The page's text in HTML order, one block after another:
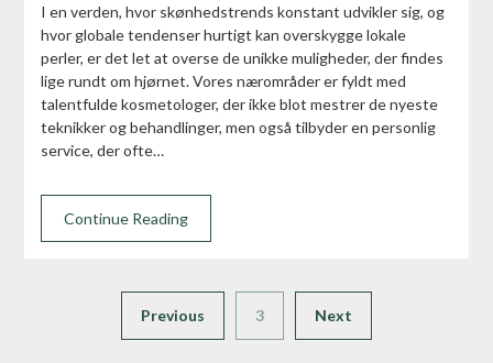
I en verden, hvor skønhedstrends konstant udvikler sig, og
hvor globale tendenser hurtigt kan overskygge lokale
perler, er det let at overse de unikke muligheder, der findes
lige rundt om hjørnet. Vores nærområder er fyldt med
talentfulde kosmetologer, der ikke blot mestrer de nyeste
teknikker og behandlinger, men også tilbyder en personlig
service, der ofte…
Continue Reading
Previous 3 Next